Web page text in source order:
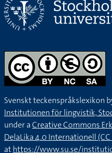
Svenskt teckenspråkslexikon
Institutionen för lingvistik,
under aCreative Commons
DelaLika 4.0 Internationell (CC
athttps://www.su.se/